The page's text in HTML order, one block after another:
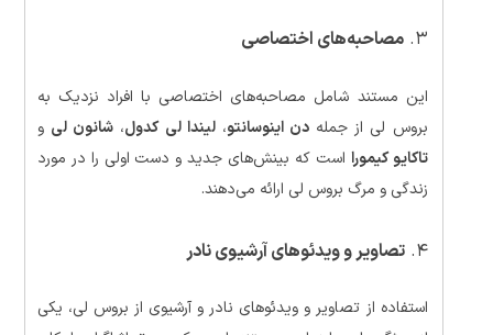
۳. مصاحبه‌های اختصاصی
این مستند شامل مصاحبه‌های اختصاصی با افراد نزدیک به
بروس لی از جمله دن اینوسانتو،لیندا لی کدول، شانون لی و
تاکایو کیمورا است که بینش‌های جدید و دست اولی را در مورد
زندگی و مرگ بروس لی ارائه می‌دهند.
۴. تصاویر و ویدئوهای آرشیوی نادر
استفاده از تصاویر و ویدئوهای نادر و آرشیوی از بروس لی، یکی